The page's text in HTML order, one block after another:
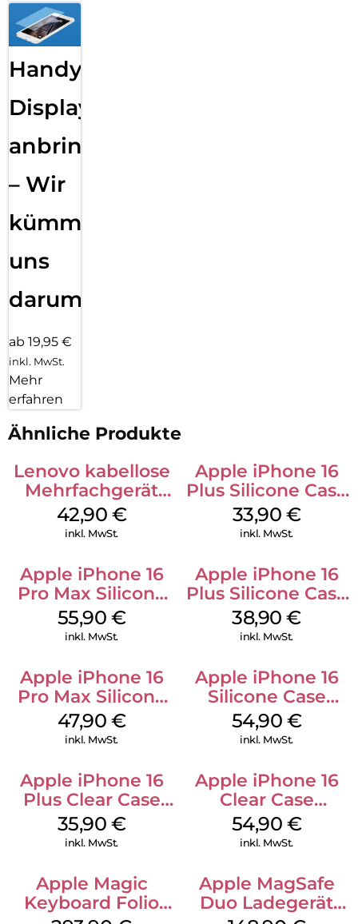
Handy
Displayfolie
anbringen
– Wir
kümmern
uns
darum!
ab 19,95 €
inkl. MwSt.
Mehr
erfahren
Ähnliche Produkte
Lenovo kabellose
Mehrfachgerät
Luna Grey
42,90 €
inkl. MwSt.
Apple iPhone 16
Plus Silicone Case
MagSafe Lake
Green
33,90 €
inkl. MwSt.
Apple iPhone 16
Pro Max Silicone
Case MagSafe
Stone Gray
55,90 €
inkl. MwSt.
Apple iPhone 16
Plus Silicone Case
MagSafe Denim
38,90€
inkl. MwSt.
Apple iPhone 16
Pro Max Silicone
Case MagSafe
Black
47,90 €
inkl. MwSt.
Apple iPhone 16
Silicone Case
MagSafe Lake
Green
54,90 €
inkl. MwSt.
Apple iPhone 16
Plus Clear Case
MagSafe
Transparent
35,90 €
inkl. MwSt.
Apple iPhone 16
Clear Case
MagSafe
Transparent
54,90 €
inkl. MwSt.
Apple Magic
Keyboard Folio
Apple MagSafe
Duo Ladegerät